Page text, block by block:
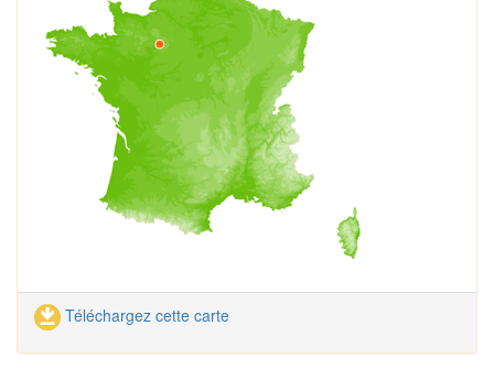
Téléchargez cette carte